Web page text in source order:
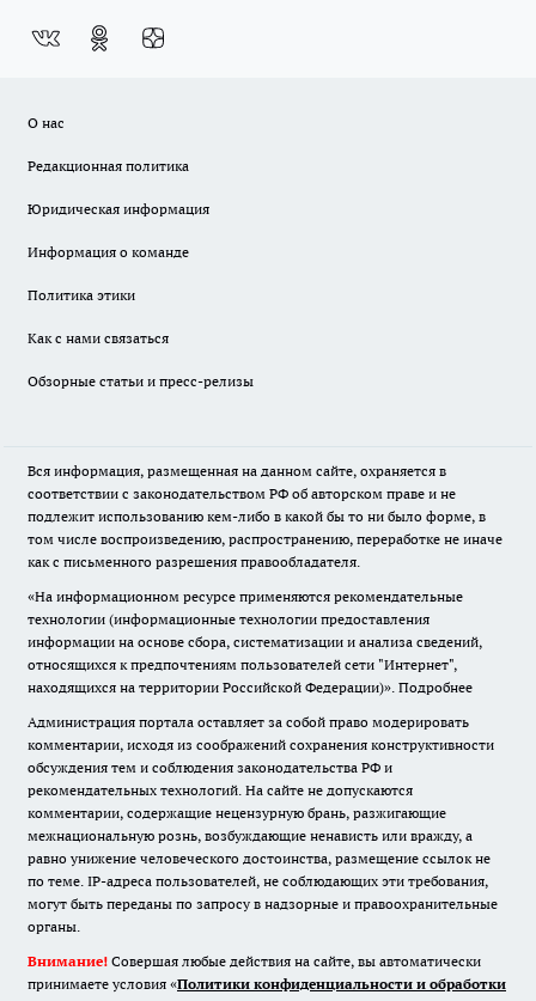
О нас
Редакционная политика
Юридическая информация
Информация о команде
Политика этики
Как с нами связаться
Обзорные статьи и пресс-релизы
Вся информация, размещенная на данном сайте, охраняется в
соответствии с законодательством РФ об авторском праве и не
подлежит использованию кем-либо в какой бы то ни было форме, в
том числе воспроизведению, распространению, переработке не иначе
как с письменного разрешения правообладателя.
«На информационном ресурсе применяются рекомендательные
технологии (информационные технологии предоставления
информации на основе сбора, систематизации и анализа сведений,
относящихся к предпочтениям пользователей сети "Интернет",
находящихся на территории Российской Федерации)». Подробнее
Администрация портала оставляет за собой право модерировать
комментарии, исходя из соображений сохранения конструктивности
обсуждения тем и соблюдения законодательства РФ и
рекомендательных технологий. На сайте не допускаются
комментарии, содержащие нецензурную брань, разжигающие
межнациональную рознь, возбуждающие ненависть или вражду, а
равно унижение человеческого достоинства, размещение ссылок не
по теме. IP-адреса пользователей, не соблюдающих эти требования,
могут быть переданы по запросу в надзорные и правоохранительные
органы.
Внимание! Совершая любые действия на сайте, вы автоматически
принимаете условия «Политики конфиденциальности и обработки